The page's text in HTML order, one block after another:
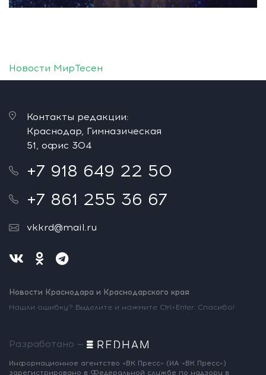
Новости МирТесен
Контакты редакции:
Краснодар, Гимназическая
51, офис 304
+7 918 649 22 50
+7 861 255 36 67
vkkrd@mail.ru
Новости Краснодара и Краснодарского края
Нашли ошибку? Выделите и нажмите Ctrl+Enter. Спасибо!
Разработано —
Информационное агентство «ВК Пресс» (ИА «ВК Пресс»)
зарегистрировано в Федеральной службе по надзору в